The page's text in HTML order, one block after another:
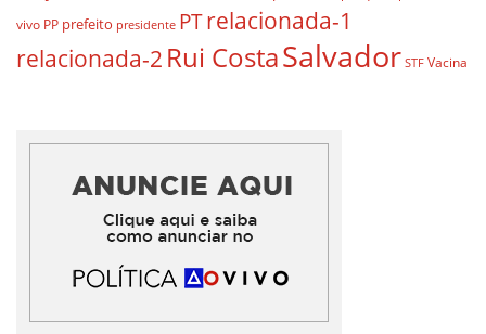
vivo PP prefeito presidente PTrelacionada-1
relacionada-2 Rui CostaSalvador STF Vacina